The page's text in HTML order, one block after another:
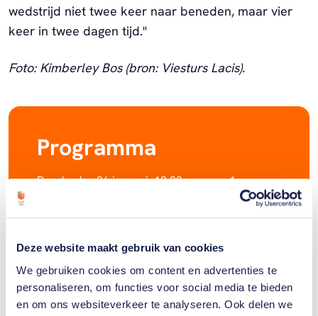
Deze website maakt gebruik van cookies
We gebruiken cookies om content en advertenties te
personaliseren, om functies voor social media te bieden
en om ons websiteverkeer te analyseren. Ook delen we
wedstrijd niet twee keer naar beneden, maar vier
keer in twee dagen tijd."
Foto: Kimberley Bos (bron: Viesturs Lacis).
Programma
Donderdag 26 januari, 13.30 uur: run 1